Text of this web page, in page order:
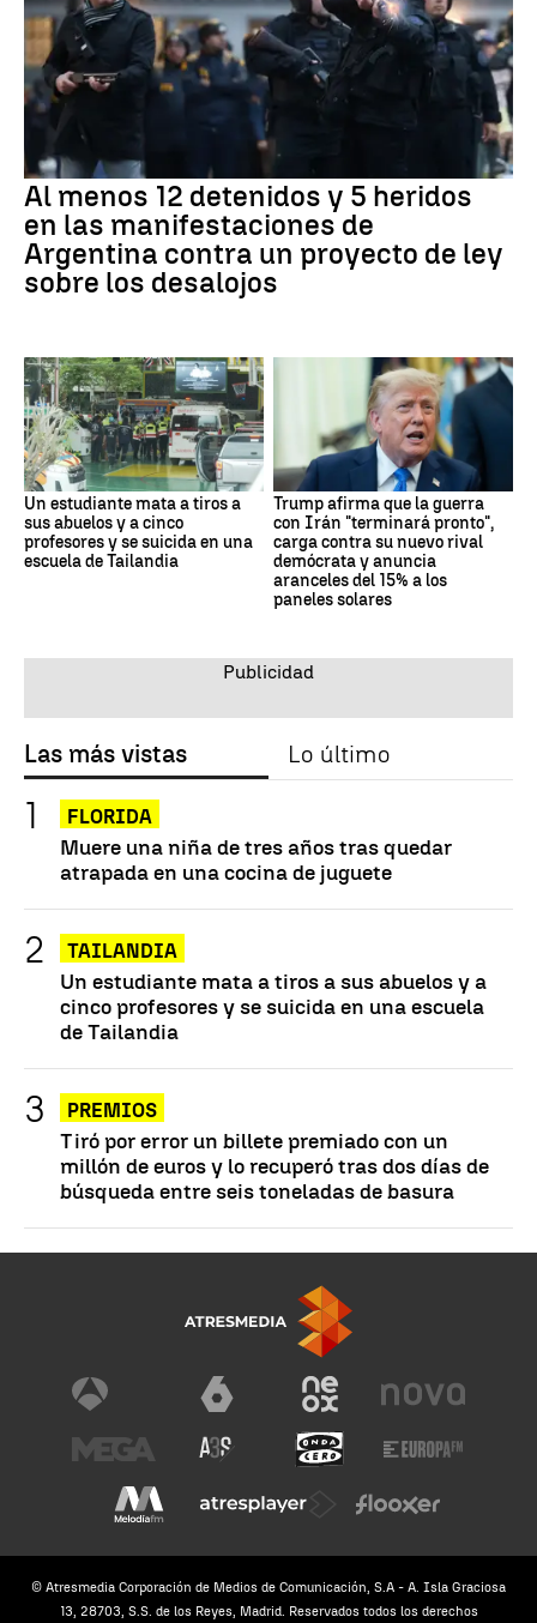
Al menos 12 detenidos y 5 heridos
en las manifestaciones de
Argentina contra un proyecto de ley
sobre los desalojos
Un estudiante mata a tiros a
sus abuelos y a cinco
profesores y se suicida en una
escuela de Tailandia
Trump afirma que la guerra
con Irán "terminará pronto",
carga contra su nuevo rival
demócrata y anuncia
aranceles del 15% a los
paneles solares
Las más vistas Lo último
FLORIDA
Muere una niña de tres años tras quedar
atrapada en una cocina de juguete
TAILANDIA
Un estudiante mata a tiros a sus abuelos y a
cinco profesores y se suicida en una escuela
de Tailandia
PREMIOS
Tiró por error un billete premiado con un
millón de euros y lo recuperó tras dos días de
búsqueda entre seis toneladas de basura
© Atresmedia Corporación de Medios de Comunicación, S.A - A. Isla Graciosa
13, 28703, S.S. de los Reyes, Madrid. Reservados todos los derechos